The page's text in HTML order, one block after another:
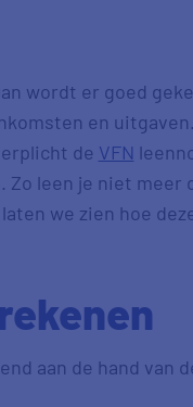
wordt er goed
en
de VFN
leen je niet meer
we zien hoe
aan de hand van